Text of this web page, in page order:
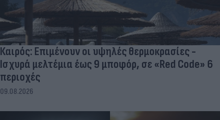
Καιρός: Επιμένουν οι υψηλές θερμοκρασίες -
Ισχυρά μελτέμια έως 9 μποφόρ, σε «Red Code» 6
περιοχές
09.08.2026